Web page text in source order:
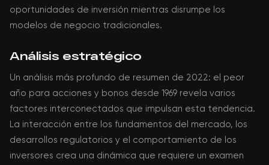
oportunidades de inversión mientras disrumpe los
modelos de negocio tradicionales.
Análisis estratégico
Un análisis más profundo de resumen de 2022: el peor
año para acciones y bonos desde 1969 revela varios
factores interconectados que impulsan esta tendencia.
La interacción entre los fundamentos del mercado, los
desarrollos regulatorios y el comportamiento de los
inversores crea una dinámica que requiere un examen